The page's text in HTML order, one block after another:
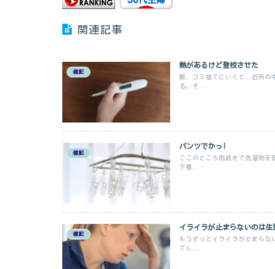
関連記事
雑記
熱があるけど登校させた
朝、ゴミ捨てにいくと、近所の
る。そ...
雑記
パンツでかっ!
ここのところ雨続きで洗濯物を
下着...
雑記
イライラが止まらないのは
もうずっとイライラがとまらな
てし...